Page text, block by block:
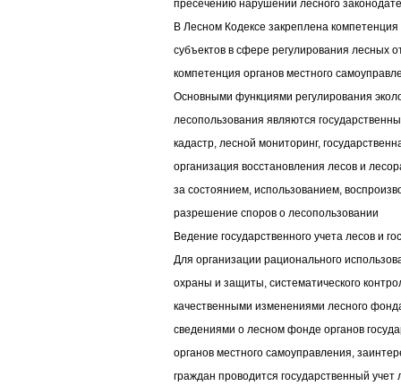
пресечению нарушений лесного
В Лесном Кодексе закреплена
субъектов в сфере регулирования лесных
компетенция органов местного
Основными функциями регулирования
лесопользования являются
кадастр, лесной мониторинг,
организация восстановления лесов и
за состоянием, использованием,
разрешение споров о лесопользовании
Ведение государственного учета лесов и
Для организации рационального
охраны и защиты, систематического
качественными изменениями лесного
сведениями о лесном фонде органов
органов местного самоуправления,
граждан проводится государственный учет